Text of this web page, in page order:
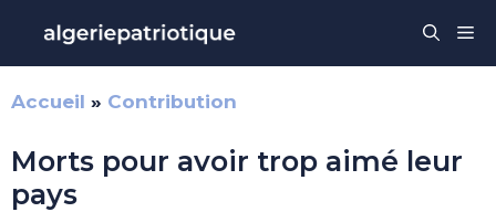
contenu
Accueil » Contribution
Morts pour avoir trop aimé leur
pays